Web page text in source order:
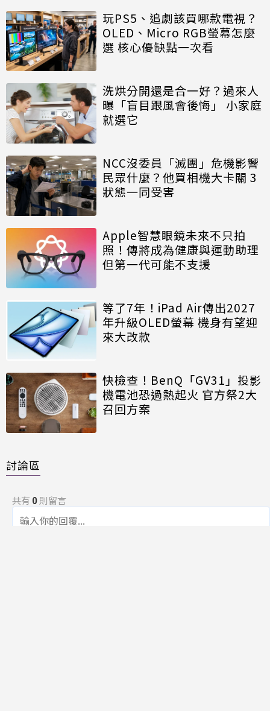
玩PS5、追劇該買哪款電視？
OLED、Micro RGB螢幕怎麼
選 核心優缺點一次看
洗烘分開還是合一好？過來人
曝「盲目跟風會後悔」 小家庭
就選它
NCC沒委員「滅團」危機影響
民眾什麼？他買相機大卡關 3
狀態一同受害
Apple智慧眼鏡未來不只拍
照！傳將成為健康與運動助理
但第一代可能不支援
等了7年！iPad Air傳出2027
年升級OLED螢幕 機身有望迎
來大改款
快檢查！BenQ「GV31」投影
機電池恐過熱起火 官方祭2大
召回方案
討論區
共有 0則留言